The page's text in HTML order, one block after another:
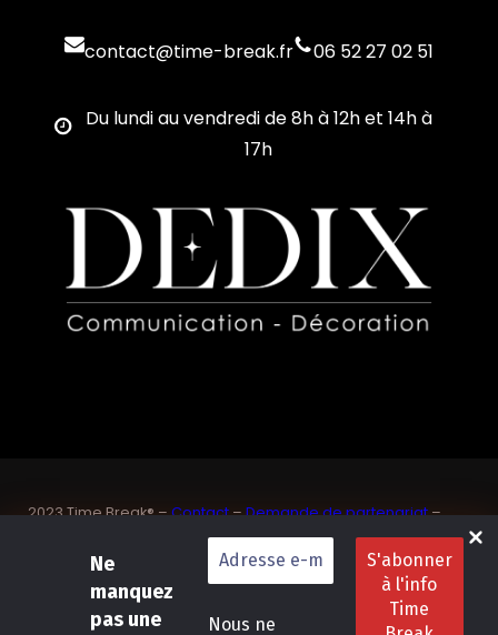
Ne
manquez
pas une
Nous ne
contact@time-break.fr 06 52 27 02 51
Du lundi au vendredi de 8h à 12h et 14h à
17h
2023 Time Break® –Contact–Demande de partenariat–
Sponsoriser un joueur de padel français
SASU Dedix Communication – 87 rue de Mireille – 83 150
Bandol – Var
Conditions